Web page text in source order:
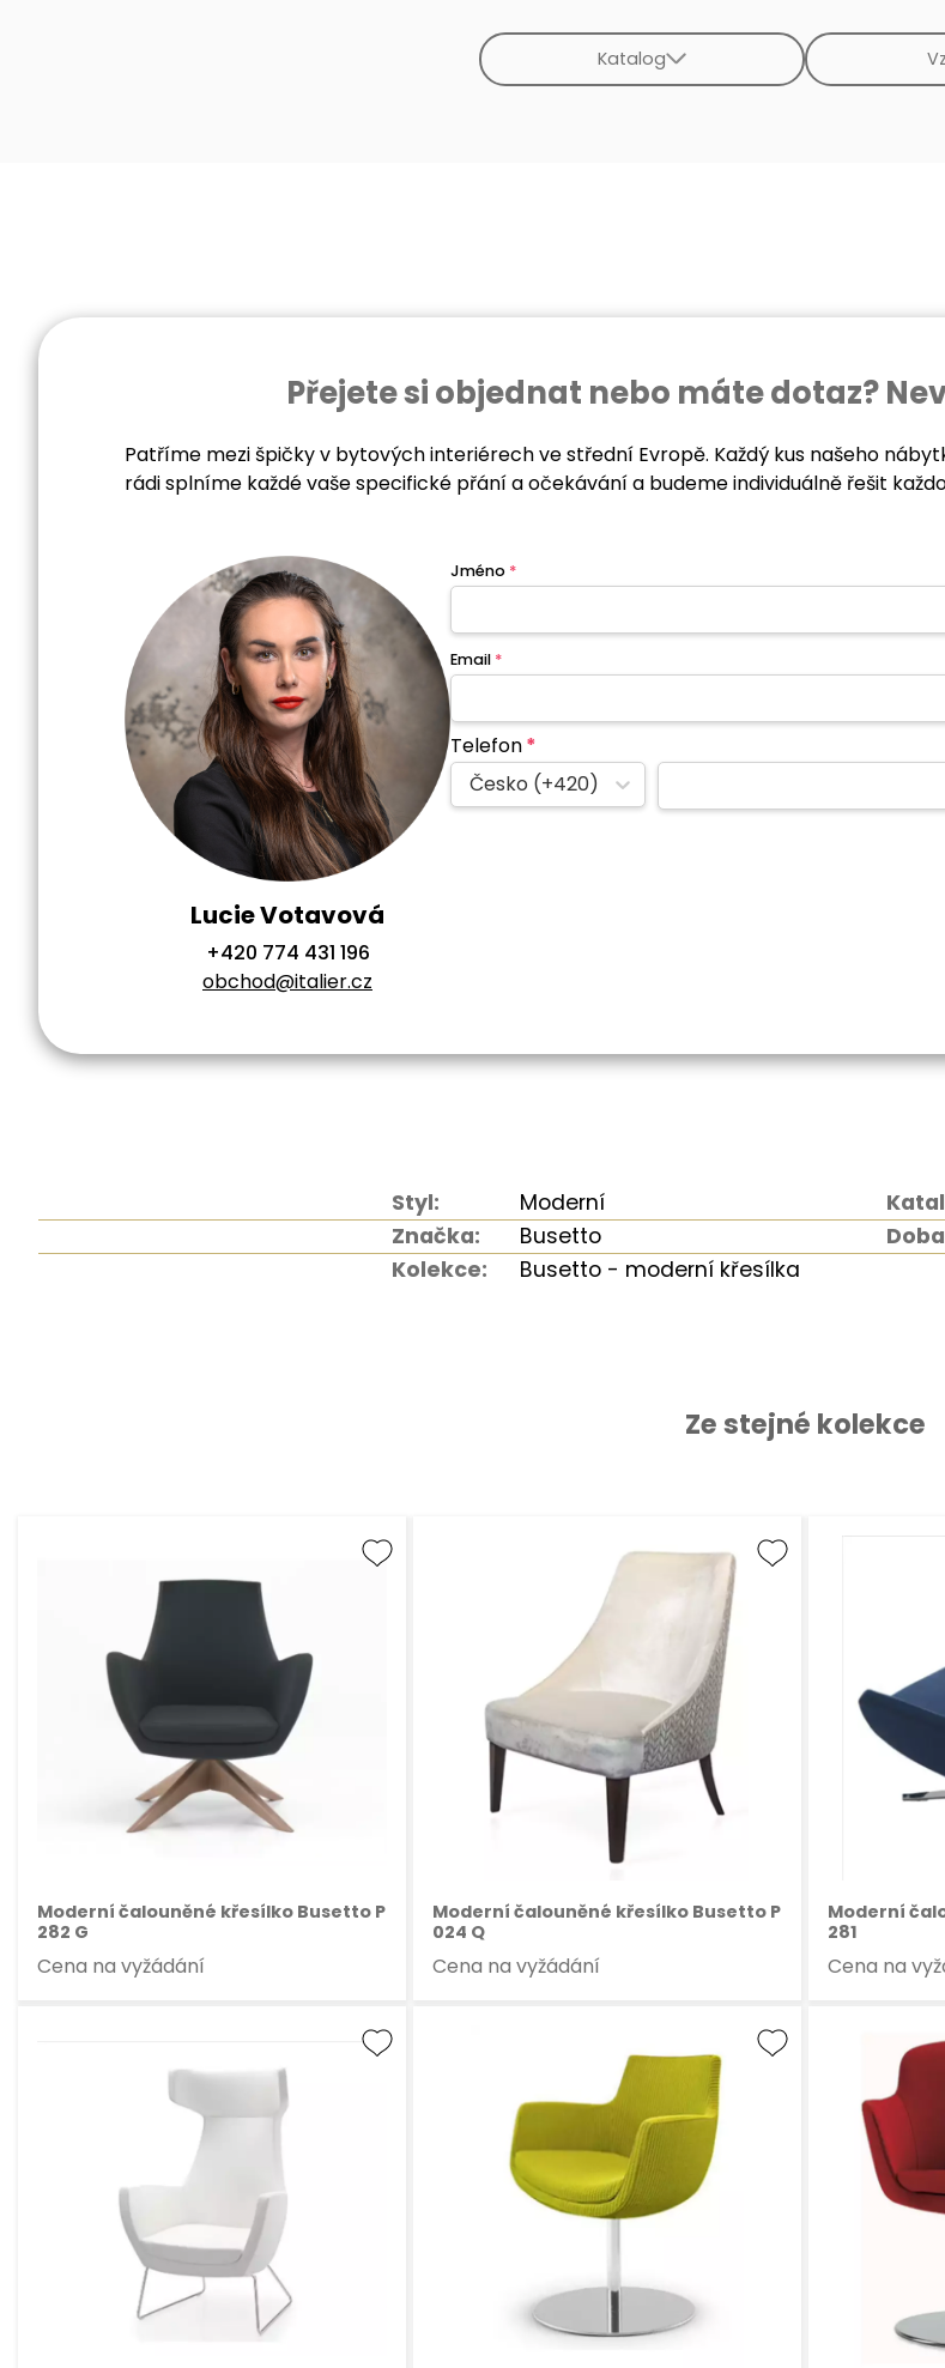
Katalog
Přejete si objednat nebo máte dotaz?
Patříme mezi špičky v bytových interiérech ve střední Evropě. Každý kus našeho
rádi splníme každé vaše specifické přání a očekávání a budeme individuálně řešit
Lucie Votavová
+420 774 431 196
obchod@italier.cz
Jméno *
Email *
Telefon*
Česko (+420)
Styl: Moderní
Značka:
Busetto
Kolekce:
Busetto - moderní křesílka
Ze stejné kolekce
Moderní čalouněné křesílko Busetto P
282 G
Cena na vyžádání
Moderní čalouněné křesílko Busetto P
024 Q
Cena na vyžádání
Moderní
281
Cena na